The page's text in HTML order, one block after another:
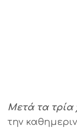
Μετά τα τρία
την